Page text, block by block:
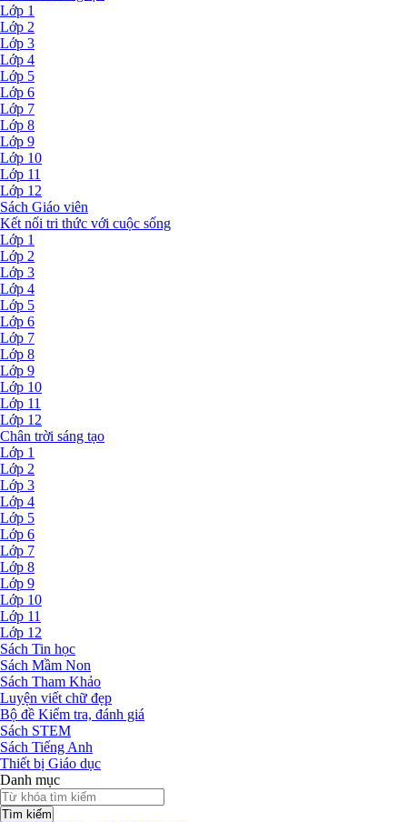
Lớp 1
Lớp 2
Lớp 3
Lớp 4
Lớp 5
Lớp 6
Lớp 7
Lớp 8
Lớp 9
Lớp 10
Lớp 11
Lớp 12
Sách Giáo viên
Kết nối tri thức với cuộc sống
Lớp 1
Lớp 2
Lớp 3
Lớp 4
Lớp 5
Lớp 6
Lớp 7
Lớp 8
Lớp 9
Lớp 10
Lớp 11
Lớp 12
Chân trời sáng tạo
Lớp 1
Lớp 2
Lớp 3
Lớp 4
Lớp 5
Lớp 6
Lớp 7
Lớp 8
Lớp 9
Lớp 10
Lớp 11
Lớp 12
Sách Tin học
Sách Mầm Non
Sách Tham Khảo
Luyện viết chữ đẹp
Bộ đề Kiểm tra, đánh giá
Sách STEM
Sách Tiếng Anh
Thiết bị Giáo dục
Danh mục
Tìm kiếm